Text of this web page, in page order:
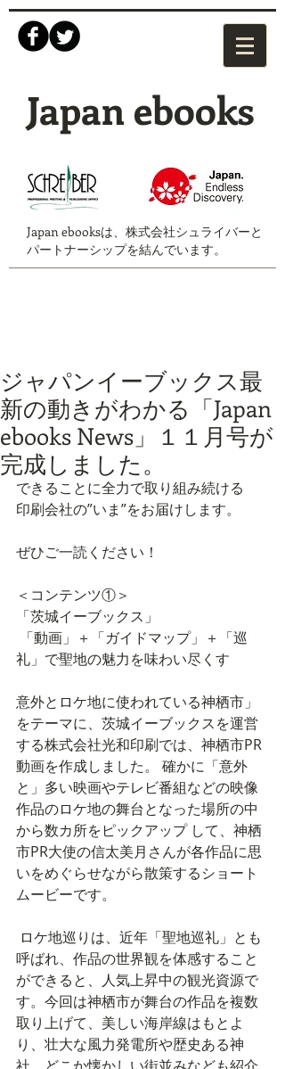
Japan ebooks
Japan ebooksは、株式会社シュライバーと
パートナーシップを結んでいます。
ジャパンイーブックス最
新の動きがわかる「Japan
ebooks News」１１月号が
完成しました。
できることに全力で取り組み続ける
印刷会社の”いま”をお届けします。
ぜひご一読ください！
＜コンテンツ①＞
「茨城イーブックス」
礼」で聖地の魅力を味わい尽くす
意外とロケ地に使われている神栖市」
をテーマに、茨城イーブックスを運営
する株式会社光和印刷では、神栖市PR
動画を作成しました。 確かに「意外
と」多い映画やテレビ番組などの映像
作品のロケ地の舞台となった場所の中
から数カ所をピックアップ して、神栖
市PR大使の信太美月さんが各作品に思
いをめぐらせながら散策するショート
ムービーです。
呼ばれ、作品の世界観を体感すること
ができると、人気上昇中の観光資源で
す。今回は神栖市が舞台の作品を複数
取り上げて、美しい海岸線はもとよ
り、壮大な風力発電所や歴史ある神